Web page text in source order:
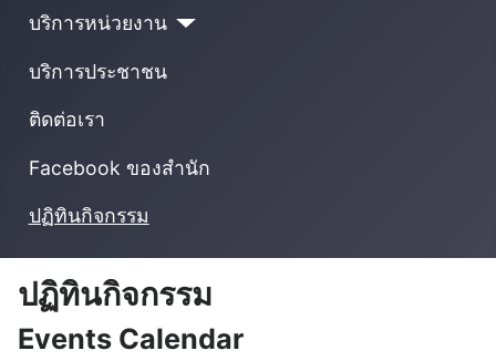
บริการหน่วยงาน
บริการประชาชน
ติดต่อเรา
Facebook ของสำนัก
ปฏิทินกิจกรรม
ปฏิทินกิจกรรม
Events Calendar